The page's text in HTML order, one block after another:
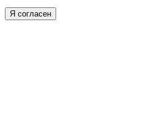
Я согласен